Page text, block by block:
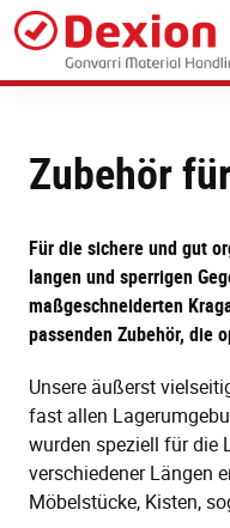
Skip
main
content
Zubehör
Für die sichere und gut
langen und sperrigen
maßgeschneiderten
passenden Zubehör, die
Unsere äußerst
fast allen
wurden speziell für die
verschiedener Längen
Möbelstücke, Kisten,